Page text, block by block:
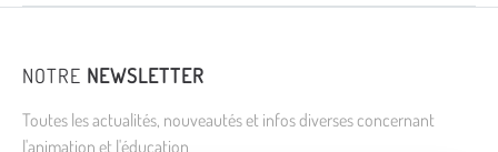
NOTRE NEWSLETTER
Toutes les actualités, nouveautés et infos diverses concernant
l'animation et l'éducation